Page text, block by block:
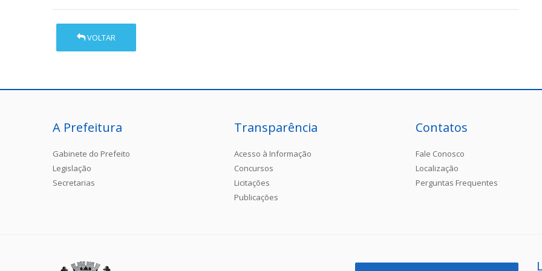
VOLTAR
A Prefeitura
Gabinete do Prefeito
Legislação
Secretarias
Transparência
Acesso à Informação
Concursos
Licitações
Publicações
Contatos
Fale Conosco
Localização
Perguntas Frequentes